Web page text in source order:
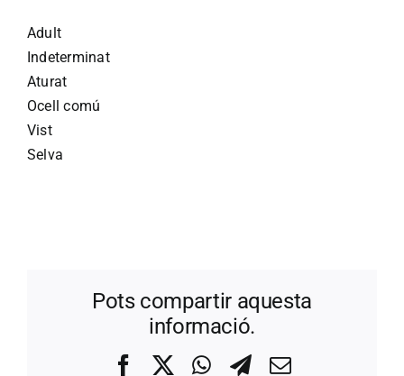
Adult
Indeterminat
Aturat
Ocell comú
Vist
Selva
Pots compartir aquesta
informació.
FacebookWhatsApp
Telegram
Correo